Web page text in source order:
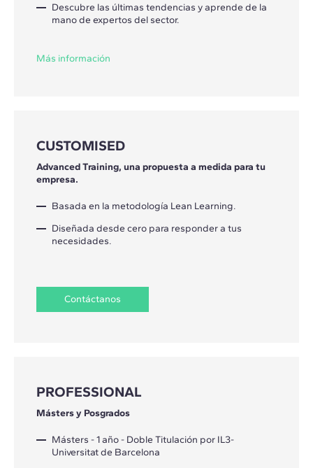
Descubre las últimas tendencias y aprende de la
mano de expertos del sector.
Más información
CUSTOMISED
Advanced Training, una propuesta a medida para tu
empresa.
Basada en la metodología Lean Learning.
Diseñada desde cero para responder a tus
necesidades.
Contáctanos
PROFESSIONAL
Másters y Posgrados
Másters - 1 año - Doble Titulación por IL3-
Universitat de Barcelona